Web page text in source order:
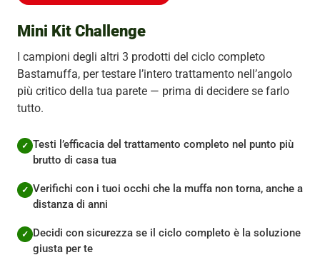
Mini Kit Challenge
I campioni degli altri 3 prodotti del ciclo completo
Bastamuffa, per testare l’intero trattamento nell’angolo
più critico della tua parete — prima di decidere se farlo
tutto.
Testi l’efficacia del trattamento completo nel punto più
brutto di casa tua
Verifichi con i tuoi occhi che la muffa non torna, anche a
distanza di anni
Decidi con sicurezza se il ciclo completo è la soluzione
giusta per te